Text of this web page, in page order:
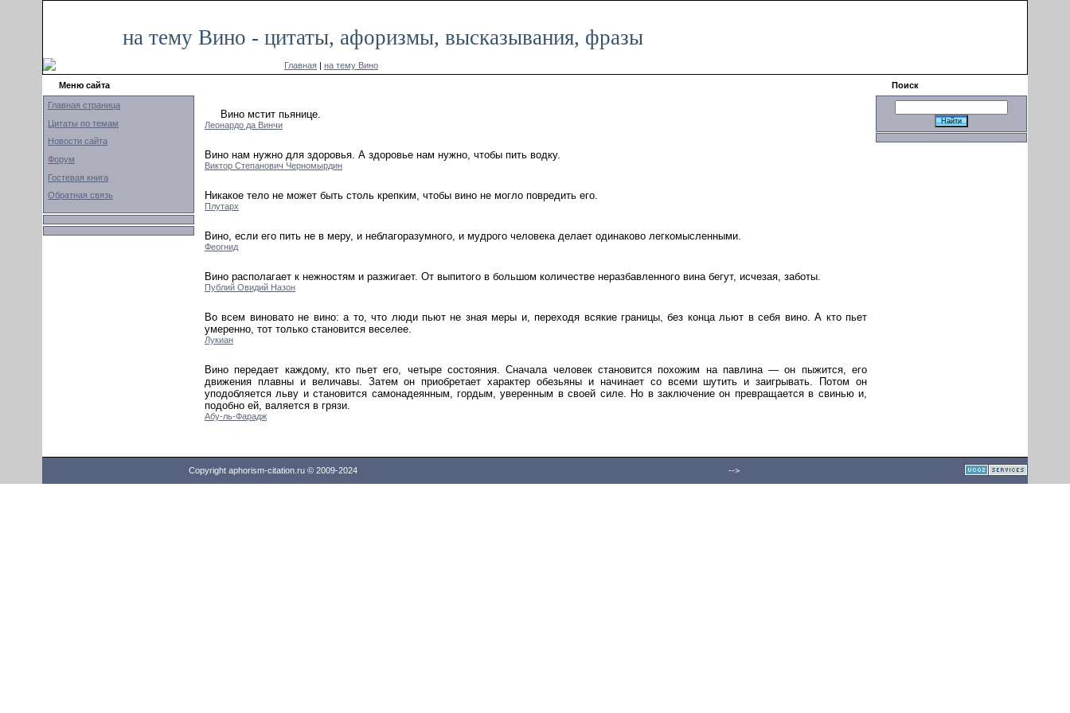
на тему Вино - цитаты, афоризмы, высказывания, фразы
Главная | на тему Вино
Меню сайта
Главная страница
Цитаты по темам
Новости сайта
Форум
Гостевая книга
Обратная связь
Вино мстит пьянице.
Леонардо да Винчи
Вино нам нужно для здоровья. А здоровье нам нужно, чтобы пить водку.
Виктор Степанович Черномырдин
Никакое тело не может быть столь крепким, чтобы вино не могло повредить его.
Плутарх
Вино, если его пить не в меру, и неблагоразумного, и мудрого человека делает одинаково легкомысленными.
Феогнид
Вино располагает к нежностям и разжигает. От выпитого в большом количестве неразбавленного вина бегут, исчезая, заботы.
Публий Овидий Назон
Во всем виновато не вино: а то, что люди пьют не зная меры и, переходя всякие границы, без конца льют в себя вино. А кто пьет
умеренно, тот только становится веселее.
Лукиан
Вино передает каждому, кто пьет его, четыре состояния. Сначала человек становится похожим на павлина — он пыжится, его
движения плавны и величавы. Затем он приобретает характер обезьяны и начинает со всеми шутить и заигрывать. Потом он
уподобляется льву и становится самонадеянным, гордым, уверенным в своей силе. Но в заключение он превращается в свинью и,
подобно ей, валяется в грязи.
Абу-ль-Фарадж
Поиск
Copyright aphorism-citation.ru © 2009-2024 -->